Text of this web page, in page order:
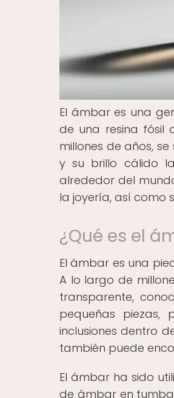
El ámbar es una
de una resina fósil
millones de años,
y su brillo cálido
alrededor del
la joyería, así como
¿Qué es el
El ámbar es una
A lo largo de
transparente,
pequeñas piezas,
inclusiones dentro
también puede
El ámbar ha sido
de ámbar en